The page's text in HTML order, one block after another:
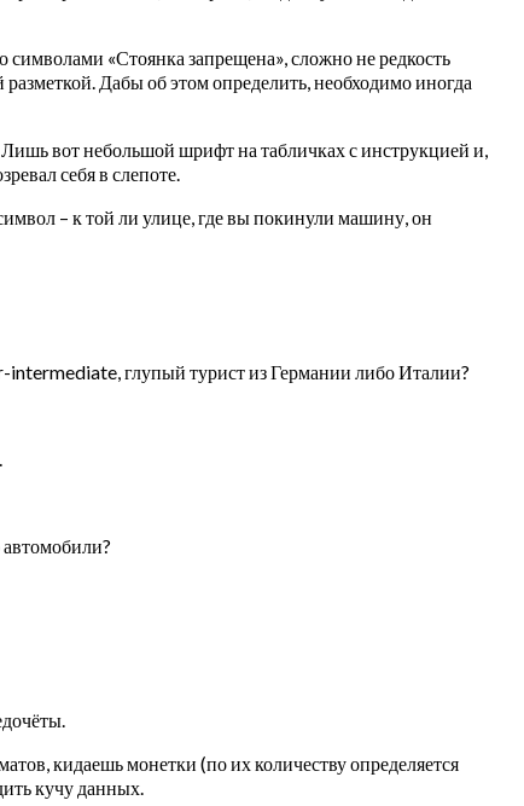
символами «Стоянка запрещена», сложно не редкость
Дабы об этом определить, необходимо иногда
вот небольшой шрифт на табличках с инструкцией и,
себя в слепоте.
– к той ли улице, где вы покинули машину, он
intermediate, глупый турист из Германии либо Италии?
кидаешь монетки (по их количеству определяется
кучу данных.